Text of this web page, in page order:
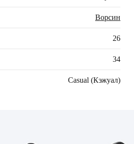
Ворсин
26
34
Casual (Кэжуал)